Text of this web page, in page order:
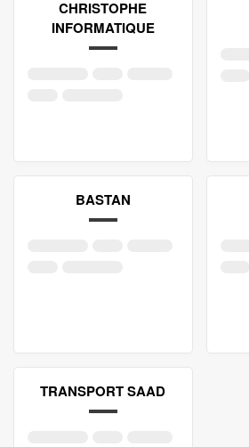
CHRISTOPHE
INFORMATIQUE
BASTAN
TRANSPORT SAAD